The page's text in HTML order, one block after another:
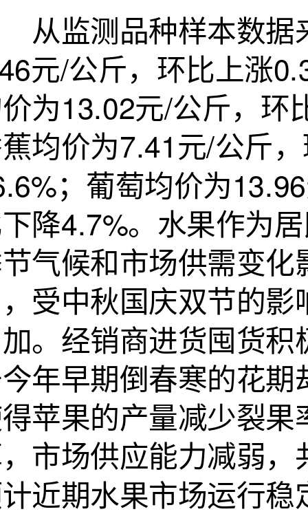
测品种样本数据
元/公斤，环比上涨
为13.02元/公斤，环
均价为7.41元/公斤
；葡萄均价为
降4.7%。水果作为
气候和市场供需变
受中秋国庆双节的
。经销商进货囤货
年早期倒春寒的花
苹果的产量减少裂
市场供应能力减弱
近期水果市场运行